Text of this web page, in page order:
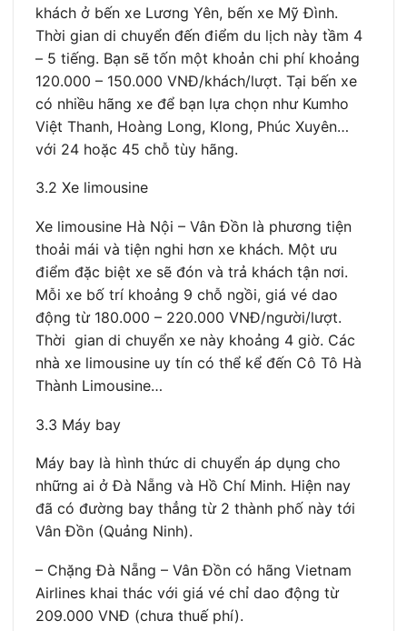
khách ở bến xe Lương Yên, bến xe Mỹ Đình.
Thời gian di chuyển đến điểm du lịch này tầm 4
– 5 tiếng. Bạn sẽ tốn một khoản chi phí khoảng
120.000 – 150.000 VNĐ/khách/lượt. Tại bến xe
có nhiều hãng xe để bạn lựa chọn như Kumho
Việt Thanh, Hoàng Long, Klong, Phúc Xuyên…
với 24 hoặc 45 chỗ tùy hãng.
3.2 Xe limousine
Xe limousine Hà Nội – Vân Đồn là phương tiện
thoải mái và tiện nghi hơn xe khách. Một ưu
điểm đặc biệt xe sẽ đón và trả khách tận nơi.
Mỗi xe bố trí khoảng 9 chỗ ngồi, giá vé dao
động từ 180.000 – 220.000 VNĐ/người/lượt.
Thời gian di chuyển xe này khoảng 4 giờ. Các
nhà xe limousine uy tín có thể kể đến Cô Tô Hà
Thành Limousine…
3.3 Máy bay
Máy bay là hình thức di chuyển áp dụng cho
những ai ở Đà Nẵng và Hồ Chí Minh. Hiện nay
đã có đường bay thẳng từ 2 thành phố này tới
Vân Đồn (Quảng Ninh).
– Chặng Đà Nẵng – Vân Đồn có hãng Vietnam
Airlines khai thác với giá vé chỉ dao động từ
209.000 VNĐ (chưa thuế phí).